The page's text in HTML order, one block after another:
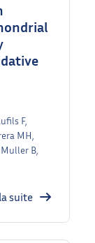
F,
MH,
B,
suite